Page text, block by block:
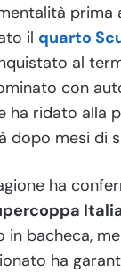
prima
il quarto
al
con
ha ridato alla
dopo mesi di
ha
in bacheca,
ha